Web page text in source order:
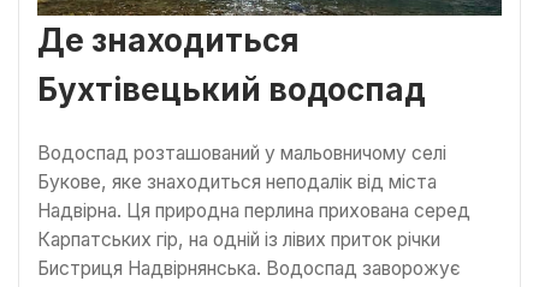
Де знаходиться
Бухтівецький водоспад
Водоспад розташований у мальовничому селі
Букове, яке знаходиться неподалік від міста
Надвірна. Ця природна перлина прихована серед
Карпатських гір, на одній із лівих приток річки
Бистриця Надвірнянська. Водоспад заворожує